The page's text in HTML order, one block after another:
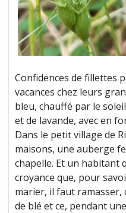
Confidences de fillettes
vacances chez leurs
bleu, chauffé par le
et de lavande, avec en
Dans le petit village de
maisons, une auberge
chapelle. Et un habitant
croyance que, pour
marier, il faut ramasser,
de blé et ce, pendant